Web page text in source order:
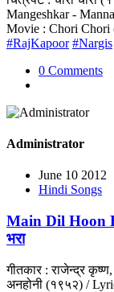
Mangeshkar -
Movie : Chori Chori
#RajKapoor #Nargis
0 Comments
Administrator
June 10 2012
Hindi Songs
Main Dil Hoon
भरा
गीतकार : राजेन्द्र
अनहोनी (१९५२) /